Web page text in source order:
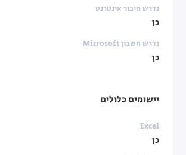
נדרש חיבור אינטרנט
כן
נדרש חשבון Microsoft
כן
יישומים כלולים
Excel
כן